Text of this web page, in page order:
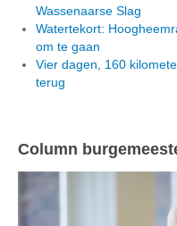
Wassenaarse Slag
Watertekort:
om te gaan
Vier dagen, 160
terug
Column